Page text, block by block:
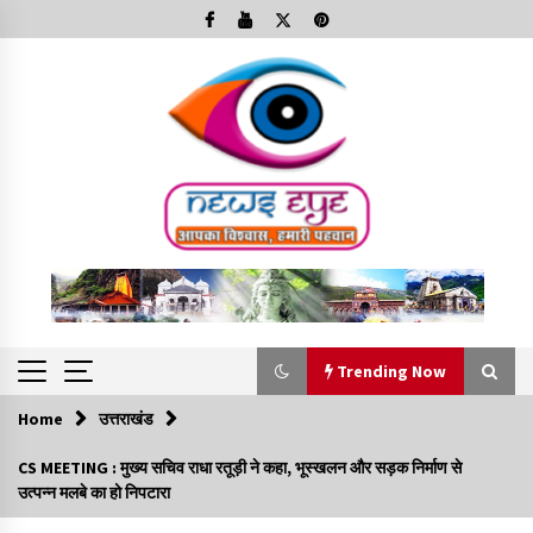
to
Trending Now
Trending Now
Minorities Rights Day : विश्व अल्पसंख्यक अधिकार दिवस
कार्यक्रम में शामिल हुए सीएम,आधुनिक मदरसों का नाम अब्दुल कलाम के नाम
Home उत्तराखंड
CS MEETING : मुख्य सचिव राधा रतूड़ी ने कहा, भूस्खलन और सड़क निर्माण से
उत्पन्न मलबे का हो निपटारा